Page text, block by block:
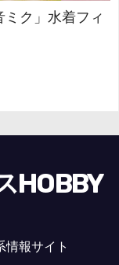
ク」水着フィ
HOBBY
報サイト